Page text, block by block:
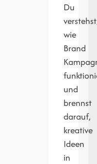
Du
wie
Brand
und
brennst
darauf,
kreative
Ideen
in